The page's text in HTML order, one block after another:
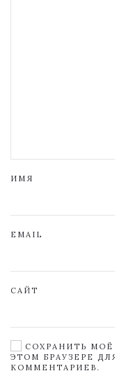
ИМЯ
EMAIL
САЙТ
СОХРАНИТЬ МОЁ
ЭТОМ БРАУЗЕРЕ
КОММЕНТАРИЕВ.